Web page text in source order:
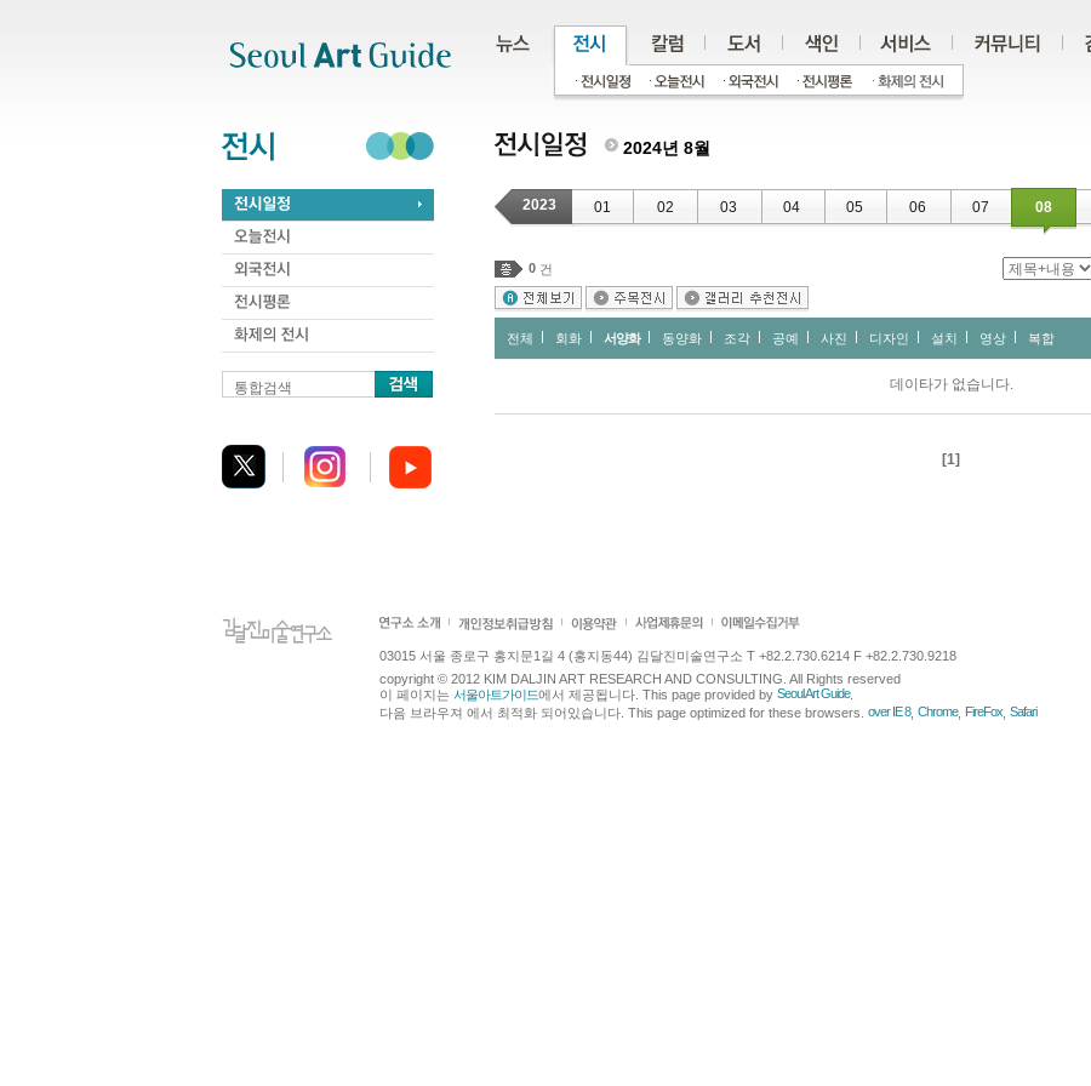
통합검색
2024년 8월
2023 01 02 03 04 05 06 07 08
0 건
전체 회화 서양화 동양화 조각 공예 사진 디자인 설치 영상 복합
데이타가 없습니다.
[1]
03015 서울 종로구 홍지문1길 4 (홍지동44) 김달진미술연구소 T +82.2.730.6214 F +82.2.730.9218
copyright © 2012 KIM DALJIN ART RESEARCH AND CONSULTING. All Rights reserved
이 페이지는 서울아트가이드에서 제공됩니다. This page provided by Seoul Art Guide.
다음 브라우져 에서 최적화 되어있습니다. This page optimized for these browsers. over IE 8, Chrome, FireFox Safari